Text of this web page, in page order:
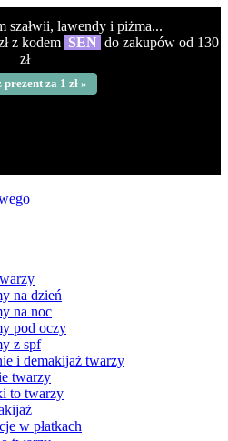
szałwii, lawendy i piżma...
z kodem SEN do zakupów od 130
zł
za 1 zł »
na dzień
na noc
pod oczy
z spf
i demakijaż twarzy
twarzy
to twarzy
w płatkach